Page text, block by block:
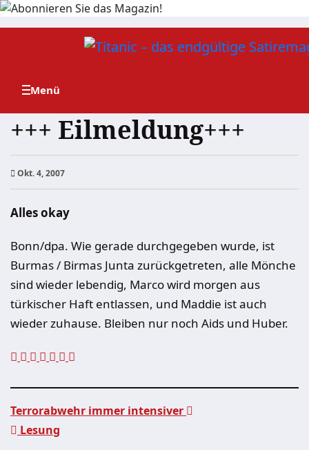
Zum
+++ Eilmeldung+++
Okt. 4, 2007
Alles okay
Bonn/dpa. Wie gerade durchgegeben wurde, ist
Burmas / Birmas Junta zurückgetreten, alle Mönche
sind wieder lebendig, Marco wird morgen aus
türkischer Haft entlassen, und Maddie ist auch
wieder zuhause. Bleiben nur noch Aids und Huber.
Terrorabwehr immer intensiver
Lesung